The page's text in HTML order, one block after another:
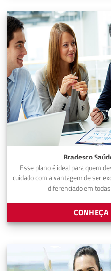
Bradesco
Esse plano é ideal para quem
cuidado com a vantagem de ser
diferenciado em